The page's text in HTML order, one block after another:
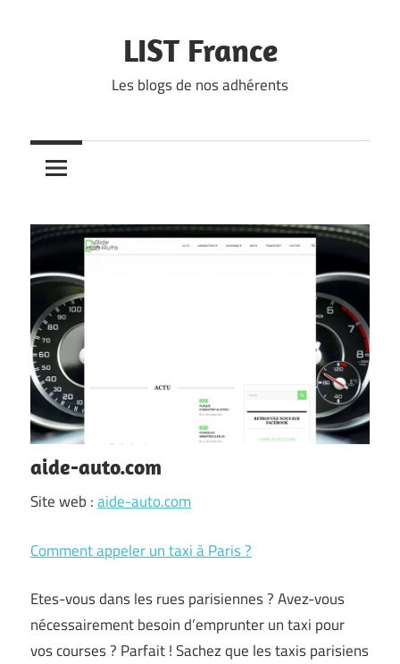
LIST France
Les blogs de nos adhérents
aide-auto.com
Site web :aide-auto.com
Comment appeler un taxi à Paris ?
Etes-vous dans les rues parisiennes ? Avez-vous
nécessairement besoin d’emprunter un taxi pour
vos courses ? Parfait ! Sachez que les taxis parisiens